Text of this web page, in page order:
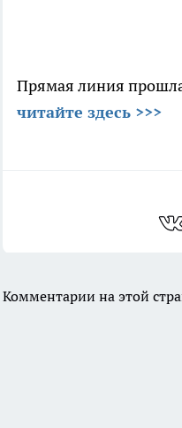
Прямая линия
читайте здесь >>>
Комментарии на этой